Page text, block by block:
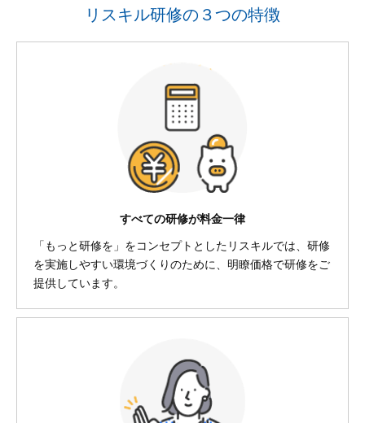
リスキル研修の３つの特徴
すべての研修が料金一律
「もっと研修を」をコンセプトとしたリスキルでは、研修
を実施しやすい環境づくりのために、明瞭価格で研修をご
提供しています。